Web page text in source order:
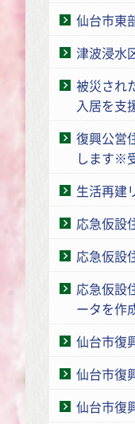
仙台市東
津波浸水
被災され
入居を支
復興公営
します※
生活再建
応急仮設
応急仮設
応急仮設
ータを作
仙台市復
仙台市復
仙台市復